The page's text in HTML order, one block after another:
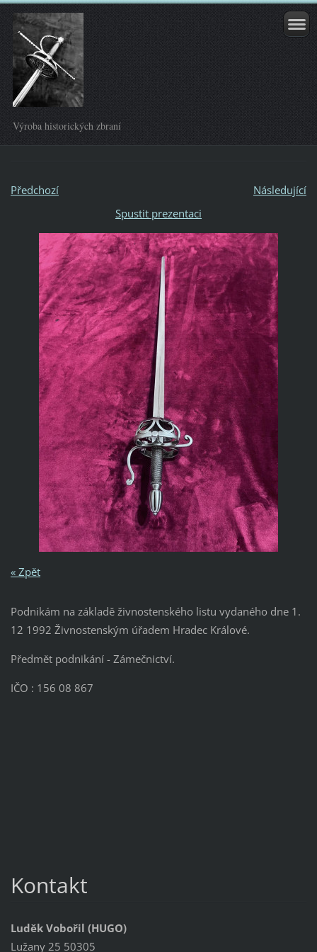
Výroba historických zbraní
Předchozí
Následující
Spustit prezentaci
« Zpět
Podnikám na základě živnostenského listu vydaného dne 1.
12 1992 Živnostenským úřadem Hradec Králové.
Předmět podnikání - Zámečnictví.
IČO : 156 08 867
Kontakt
Luděk Vobořil (HUGO)
Lužany 25 50305